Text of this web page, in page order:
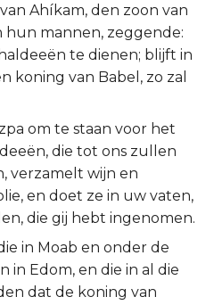
Ahíkam, den zoon van
hun mannen, zeggende:
te dienen; blijft in
koning van Babel, zo zal
om te staan voor het
die tot ons zullen
verzamelt wijn en
en doet ze in uw vaten,
die gij hebt ingenomen.
in Moab en onder de
in Edom, en die in al die
dat de koning van